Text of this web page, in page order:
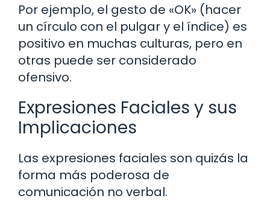
Por ejemplo, el gesto de «OK» (hacer
un círculo con el pulgar y el índice) es
positivo en muchas culturas, pero en
otras puede ser considerado
ofensivo.
Expresiones Faciales y sus
Implicaciones
Las expresiones faciales son quizás la
forma más poderosa de
comunicación no verbal.